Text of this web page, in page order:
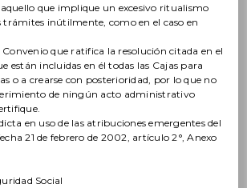
que implique un excesivo ritualismo
inútilmente, como en el caso en
que ratifica la resolución citada en el
están incluidas en él todas las Cajas para
o a crearse con posterioridad, por lo que no
de ningún acto administrativo
en uso de las atribuciones emergentes del
21 de febrero de 2002, artículo 2°, Anexo
Social